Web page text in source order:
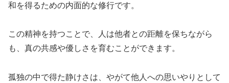
和を得るための内面的な修行です。
この精神を持つことで、人は他者との距離を保ちながら
も、真の共感や優しさを育むことができます。
孤独の中で得た静けさは、やがて他人への思いやりとして